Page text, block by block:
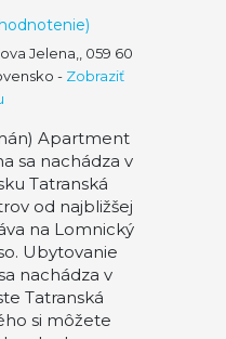
hodnotenie)
Jelena,, 059 60
- Zobraziť
Apartment
sa nachádza v
Tatranská
od najbližšej
na Lomnický
Ubytovanie
nachádza v
Tatranská
si môžete